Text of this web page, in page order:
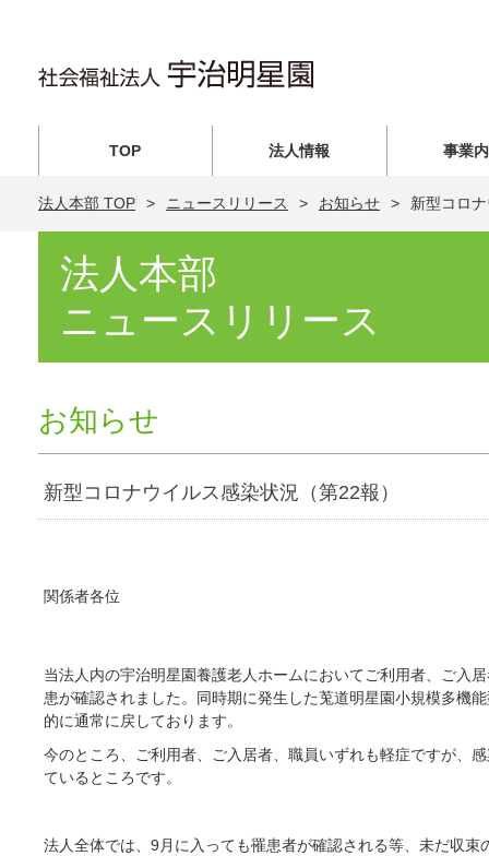
TOP 法人情報 事業
法人本部 TOP ニュースリリース お知らせ 新型コロ
法人本部
ニュースリリース
お知らせ
新型コロナウイルス感染状況（第22報）
関係者各位
当法人内の宇治明星園養護老人ホームにおいてご利用者、ご入
患が確認されました。同時期に発生した莵道明星園小規模多機
的に通常に戻しております。
今のところ、ご利用者、ご入居者、職員いずれも軽症ですが、
ているところです。
法人全体では、9月に入っても罹患者が確認される等、未だ収